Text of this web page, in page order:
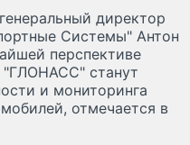
директор
Системы" Антон
перспективе
"ГЛОНАСС" станут
и мониторинга
отмечается в